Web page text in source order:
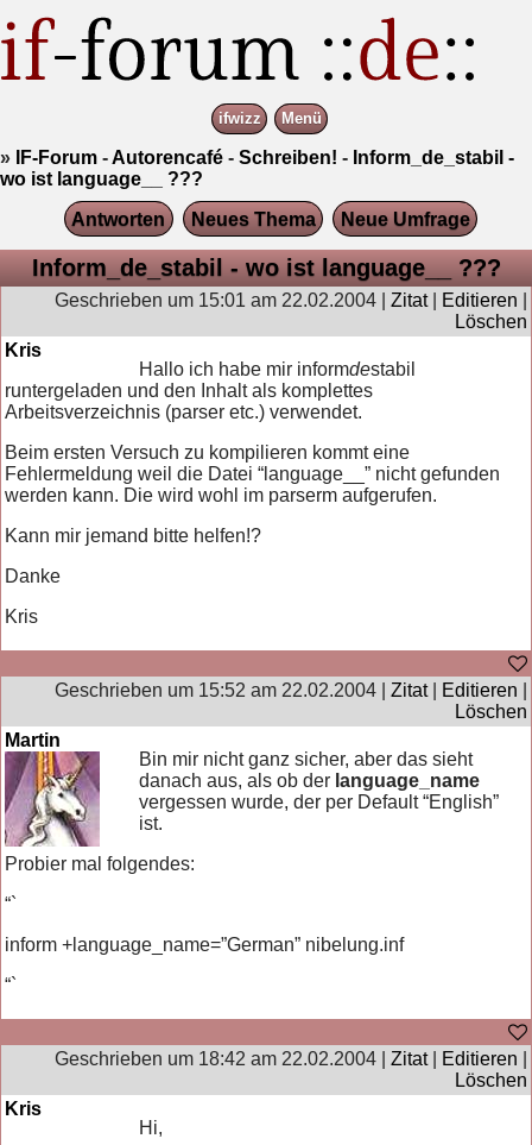
ifwizz Menü
» IF-Forum -Autorencafé - Schreiben! - Inform_de_stabil -
wo ist language__ ???
Antworten
Neues Thema Neue Umfrage
Inform_de_stabil - wo ist language__ ???
Geschrieben um 15:01 am 22.02.2004 | Zitat| Editieren
Löschen
Kris
Hallo ich habe mir informdestabil
runtergeladen und den Inhalt als komplettes
Arbeitsverzeichnis (parser etc.) verwendet.
Beim ersten Versuch zu kompilieren kommt eine
Fehlermeldung weil die Datei “language__” nicht gefunden
werden kann. Die wird wohl im parserm aufgerufen.
Kann mir jemand bitte helfen!?
Danke
Kris
Geschrieben um 15:52 am 22.02.2004 | Zitat| Editieren
Löschen
Martin
Bin mir nicht ganz sicher, aber das sieht
danach aus, als ob der language_name
vergessen wurde, der per Default “English”
ist.
Probier mal folgendes:
“`
inform +language_name=”German” nibelung.inf
“`
Geschrieben um 18:42 am 22.02.2004 | Zitat| Editieren
Löschen
Kris
Hi,